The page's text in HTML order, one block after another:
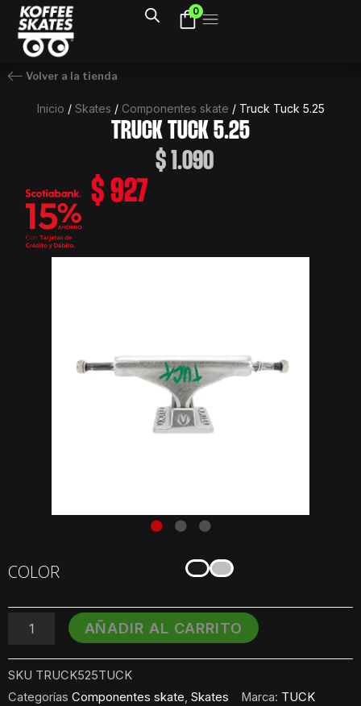
contenido
0
Volver a la tienda
Inicio / Skates / Componentes skate / Truck Tuck 5.25
TRUCK TUCK 5.25
$ 1.090
$ 927
COLOR
Tuck
cantidad
AÑADIR AL CARRITO
SKU TRUCK525TUCK
Categorías Componentes skate, Skates Marca: TUCK